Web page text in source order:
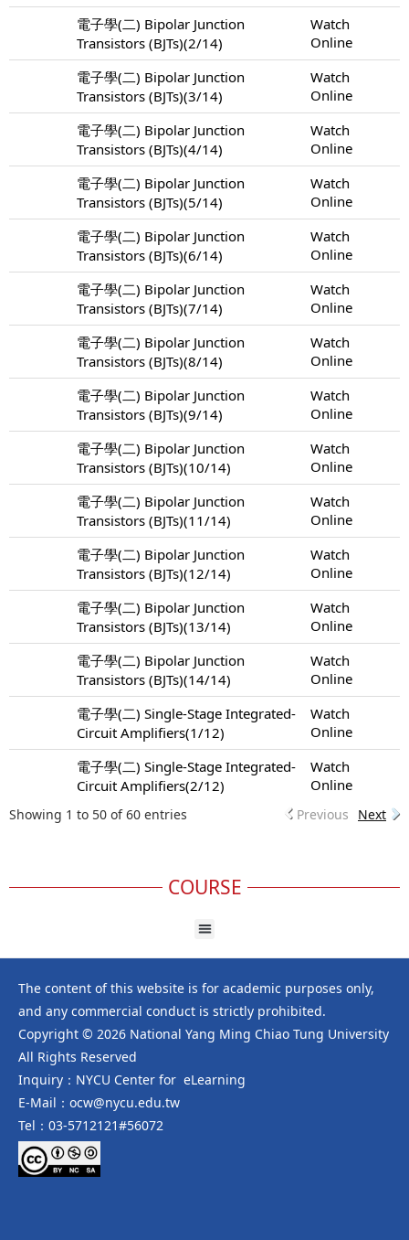
電子學(二) Bipolar Junction
Transistors (BJTs)(2/14)
Watch
Online
電子學(二) Bipolar Junction
Transistors (BJTs)(3/14)
Watch
Online
電子學(二) Bipolar Junction
Transistors (BJTs)(4/14)
Watch
Online
電子學(二) Bipolar Junction
Transistors (BJTs)(5/14)
Watch
Online
電子學(二) Bipolar Junction
Transistors (BJTs)(6/14)
Watch
Online
電子學(二) Bipolar Junction
Transistors (BJTs)(7/14)
Watch
Online
電子學(二) Bipolar Junction
Transistors (BJTs)(8/14)
Watch
Online
電子學(二) Bipolar Junction
Transistors (BJTs)(9/14)
Watch
Online
電子學(二) Bipolar Junction
Transistors (BJTs)(10/14)
Watch
Online
電子學(二) Bipolar Junction
Transistors (BJTs)(11/14)
Watch
Online
電子學(二) Bipolar Junction
Transistors (BJTs)(12/14)
Watch
Online
電子學(二) Bipolar Junction
Transistors (BJTs)(13/14)
Watch
Online
電子學(二) Bipolar Junction
Transistors (BJTs)(14/14)
Watch
Online
電子學(二) Single-Stage Integrated-
Circuit Amplifiers(1/12)
Watch
Online
電子學(二) Single-Stage Integrated-
Circuit Amplifiers(2/12)
Watch
Online
Showing 1 to 50 of 60 entries Previous Next
COURSE
The content of this website is for academic purposes only,
and any commercial conduct is strictly prohibited.
Copyright © 2026 National Yang Ming Chiao Tung University
All Rights Reserved
Inquiry：NYCU Center for eLearning
E-Mail：ocw@nycu.edu.tw
Tel：03-5712121#56072